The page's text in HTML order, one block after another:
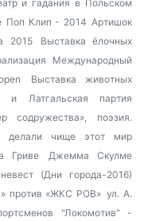
и гадания в Польском
Поп Клип - 2014 Артишок
2015
Выставка ёлочных
Международный
Выставка животных
и Латгальская партия
содружества», поэзия.
делали чище этот мир
Гриве
Джемма Скулме
(Дни города-2016)
против «ЖКС РОВ» ул. А.
"Локомотив" -